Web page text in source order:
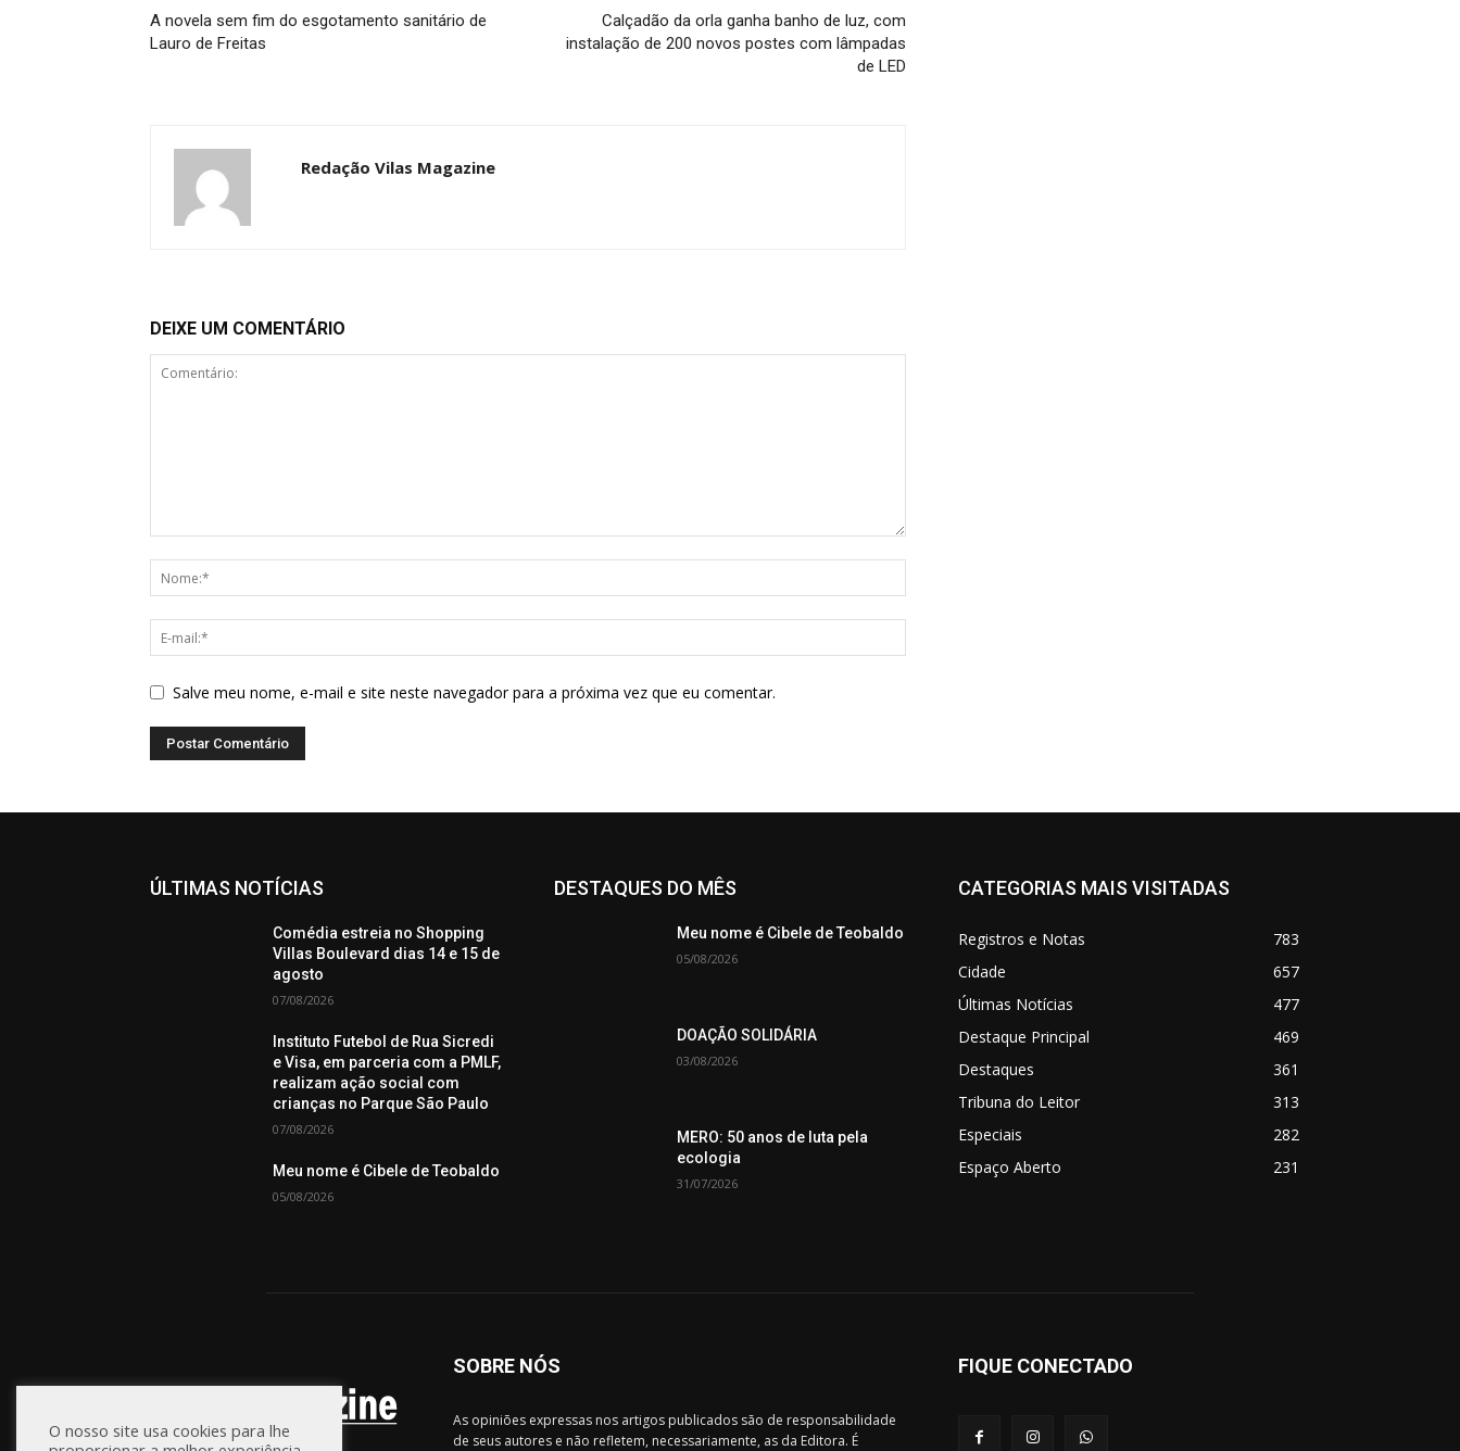
A novela sem fim do esgotamento sanitário de
Lauro de Freitas
Calçadão da orla ganha banho de luz, com
instalação de 200 novos postes com lâmpadas
de LED
Redação Vilas Magazine
DEIXE UM COMENTÁRIO
Salve meu nome, e-mail e site neste navegador para a próxima vez que eu comentar.
ÚLTIMAS NOTÍCIAS
Comédia estreia no Shopping
Villas Boulevard dias 14 e 15 de
agosto
07/08/2026
Instituto Futebol de Rua Sicredi
e Visa, em parceria com a PMLF,
realizam ação social com
crianças no Parque São Paulo
07/08/2026
Meu nome é Cibele de Teobaldo
05/08/2026
DESTAQUES DO MÊS
Meu nome é Cibele de Teobaldo
05/08/2026
DOAÇÃO SOLIDÁRIA
03/08/2026
MERO: 50 anos de luta pela
ecologia
31/07/2026
CATEGORIAS MAIS VISITADAS
Registros e Notas
783
Cidade
657
Últimas Notícias
477
Destaque Principal
469
Destaques
361
Tribuna do Leitor
313
Especiais
282
Espaço Aberto
231
SOBRE NÓS
As opiniões expressas nos artigos publicados são de responsabilidade
de seus autores e não refletem, necessariamente, as da Editora. É
FIQUE CONECTADO
O nosso site usa cookies para lhe